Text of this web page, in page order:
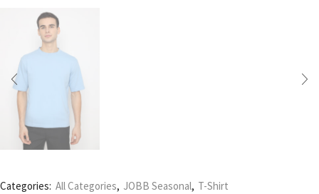
Categories: All Categories, JOBB Seasonal, T-Shirt